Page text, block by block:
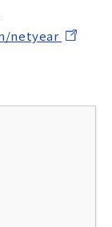
netyear